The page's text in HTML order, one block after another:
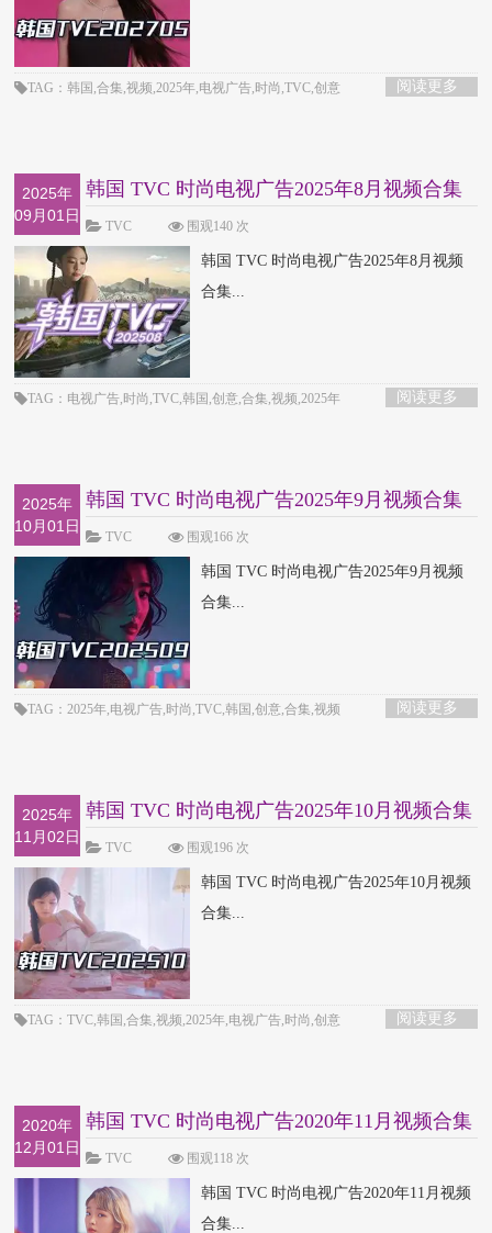
阅读更多
TAG：韩国,合集,视频,2025年,电视广告,时尚,TVC,创意
2025年
09月01日
韩国 TVC 时尚电视广告2025年8月视频合集
TVC 围观140 次
韩国 TVC 时尚电视广告2025年8月视频
合集...
阅读更多
TAG：电视广告,时尚,TVC,韩国,创意,合集,视频,2025年
2025年
10月01日
韩国 TVC 时尚电视广告2025年9月视频合集
TVC 围观166 次
韩国 TVC 时尚电视广告2025年9月视频
合集...
阅读更多
TAG：2025年,电视广告,时尚,TVC,韩国,创意,合集,视频
2025年
11月02日
韩国 TVC 时尚电视广告2025年10月视频合集
TVC 围观196 次
韩国 TVC 时尚电视广告2025年10月视频
合集...
阅读更多
TAG：TVC,韩国,合集,视频,2025年,电视广告,时尚,创意
2020年
12月01日
韩国 TVC 时尚电视广告2020年11月视频合集
TVC 围观118 次
韩国 TVC 时尚电视广告2020年11月视频
合集...